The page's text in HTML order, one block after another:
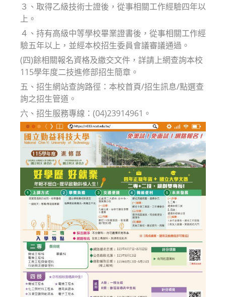
３、取得乙級技術士證後，從事相關工作經驗四年以
上。
４、持有高級中等學校畢業證書後，從事相關工作經
驗五年以上，並經本校招生委員會議審議通過。
(四)餘相關報名資格及繳交文件，詳請上網查詢本校
115學年度二技進修部招生簡章。
五、招生網站查詢路徑：本校首頁/招生訊息/點選查
詢之招生管道。
六、招生服務專線：(04)23914961。